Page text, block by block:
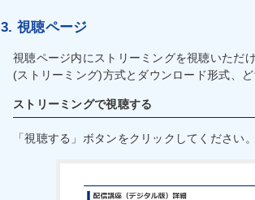
3. 視聴ページ
視聴ページ内にストリーミングを視聴いただ
(ストリーミング)方式とダウンロード形式、
ストリーミングで視聴する
「視聴する」ボタンをクリックしてください